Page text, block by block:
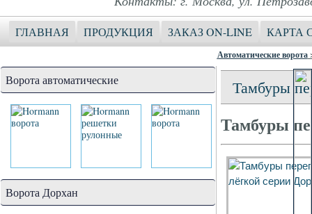
ГЛАВНАЯ ПРОДУКЦИЯ ЗАКАЗ ON-LINE КАРТА
Автоматические ворота
Ворота автоматические
Ворота Дорхан
Тамбуры
Тамбуры